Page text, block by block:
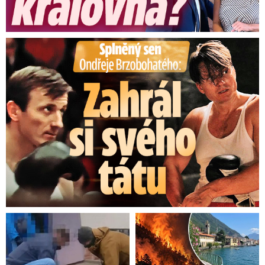
dostat nemoc. To mě samo o sobě bonifikuje,
protože neonemocním a nemohu nakazit nikoho
jiného,“ odpověděl Blatný při dotazech
novinářů.
Covidový pas: Jak bude
vypadat? A bouřlivá debata o
výhodách pro jeho majitele
Blatný: V nemocnicích umírají naši
příbuzní
Blatný vedle toho opět
apeloval na lidi, aby
dodržovali vládní opatření. „Realita tak, jak se
vyvíjí, je daná zejména tím, jak jsou opatření
Splněný sen Ondřeje Brzobohatého: Zahrál si svého tátu